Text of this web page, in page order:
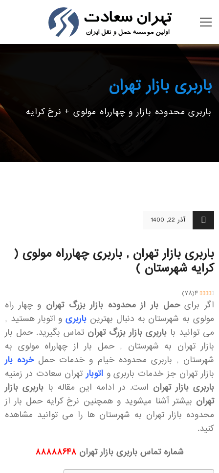
باربری بازار تهران
باربری محدوده بازار و چهارراه مولوی + نرخ کرایه
آذر 22, 1400
باربری بازار تهران , باربری چهارراه مولوی (
کرایه شهرستان )
۴(۷۸)
اگر برایحمل بار از محدوده بازار بزرگ تهران و چهار راه
مولوی به شهرستان به دنبال بهترین باربریو اتوبار هستید ,
می توانید با باربری بازار بزرگ تهران تماس بگیرید. حمل بار
بازار تهران به شهرستان , حمل بار از چهارراه مولوی به
شهرستان , باربری محدوده خیام و خدمات حملخرده بار
بازار تهران جز خدمات باربری واتوبار تهران سعادت در زمنیه
باربری بازار تهران است. در ادامه این مقاله با باربری بازار
تهران بیشتر آشنا میشوید و همچنین نرخ کرایه حمل بار از
محدوده بازار تهران به شهرستان ها را می توانید مشاهده
کنید.
شماره تماس باربری بازار تهران ۸۸۸۸۸۶۴۸